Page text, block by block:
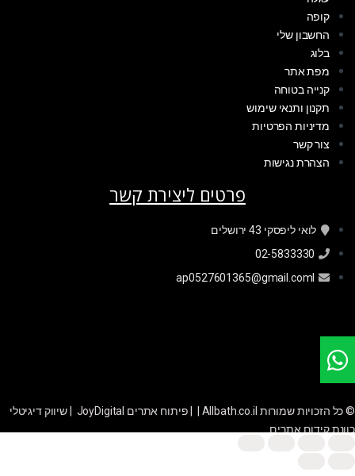
קופה
החשבון שלי
בלוג
מפת אתר
קנייה בטוחה
תקנון ותנאי שימוש
מדיניות הפרטיות
צור קשר
הצהרת נגישות
פרטים ליצירת קשר
לואי ליפסקי 43 ירושלים
02-5833330
ap0527601365@gmail.coml
© כל הזכויות שמורות Allbath.co.il | | פיתוח אתרים JoyDigital
שיווק דיגיטלי
כוונת קידום אתרים